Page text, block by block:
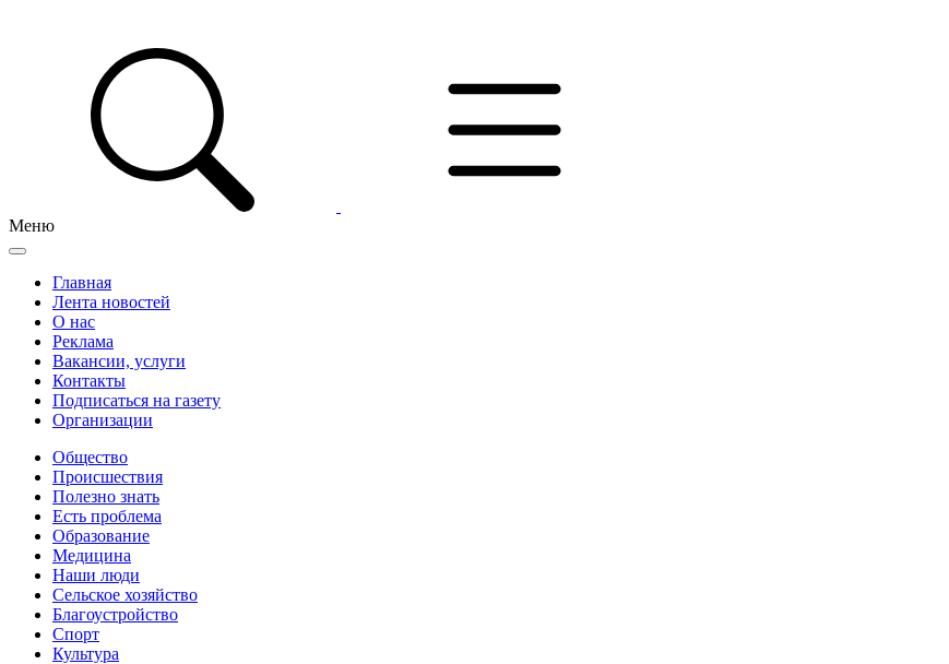
Меню
Главная
Лента новостей
О нас
Реклама
Вакансии, услуги
Контакты
Подписаться на газету
Организации
Общество
Происшествия
Полезно знать
Есть проблема
Образование
Медицина
Наши люди
Сельское хозяйство
Благоустройство
Спорт
Культура